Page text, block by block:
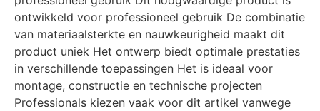
ontwikkeld voor professioneel gebruik De combinatie
van materiaalsterkte en nauwkeurigheid maakt dit
product uniek Het ontwerp biedt optimale prestaties
in verschillende toepassingen Het is ideaal voor
montage, constructie en technische projecten
Professionals kiezen vaak voor dit artikel vanwege